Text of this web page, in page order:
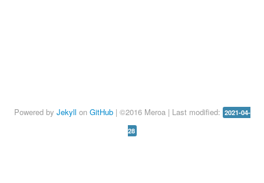
Powered by Jekyll on GitHub| ©2016 Meroa | Last modified: 2021-04-
28